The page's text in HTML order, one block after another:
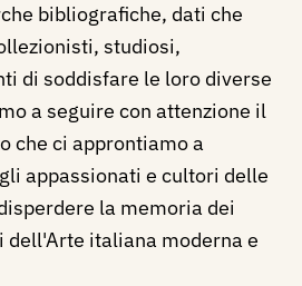
bibliografiche, dati che
studiosi,
di soddisfare le loro diverse
a seguire con attenzione il
che ci approntiamo a
appassionati e cultori delle
la memoria dei
italiana moderna e